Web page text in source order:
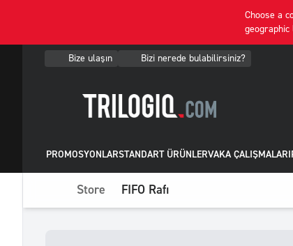
Choose a
geographic
Bize ulaşın Bizi nerede bulabilirsiniz?
PROMOSYONLARSTANDART ÜRÜNLERVAKA ÇALIŞMALARI
Store FIFO Rafı